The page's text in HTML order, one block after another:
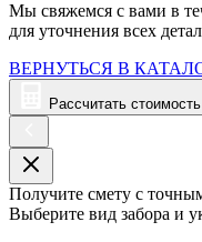
Мы свяжемся с вами в
для уточнения всех
ВЕРНУТЬСЯ В
Рассчитать стоимость
Получите смету с
Выберите вид забора и